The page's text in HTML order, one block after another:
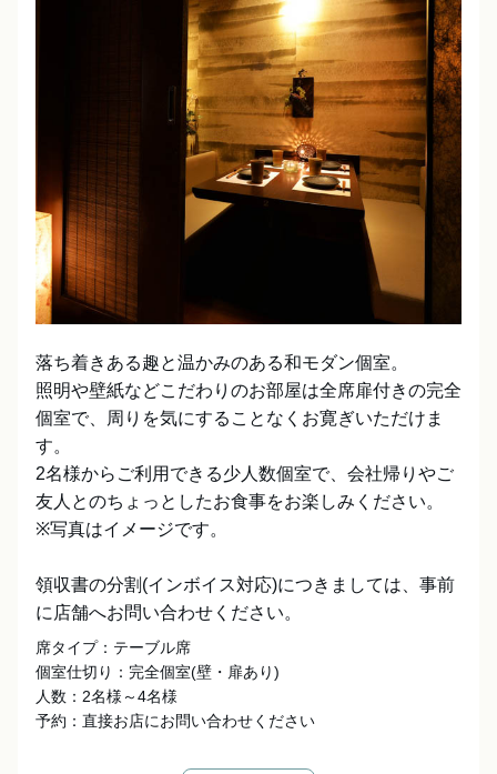
落ち着きある趣と温かみのある和モダン個室。
照明や壁紙などこだわりのお部屋は全席扉付きの完全
個室で、周りを気にすることなくお寛ぎいただけま
す。
2名様からご利用できる少人数個室で、会社帰りやご
友人とのちょっとしたお食事をお楽しみください。
※写真はイメージです。
領収書の分割(インボイス対応)につきましては、事前
に店舗へお問い合わせください。
席タイプ：テーブル席
個室仕切り：完全個室(壁・扉あり)
人数：2名様～4名様
予約：直接お店にお問い合わせください